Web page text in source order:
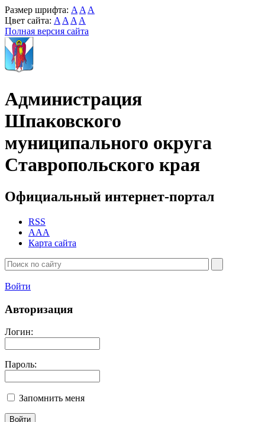
Размер шрифта: A A A
Цвет сайта: A A A A
Полная версия сайта
Администрация
Шпаковского
муниципального округа
Ставропольского края
Официальный интернет-портал
RSS
AAA
Карта сайта
Войти
Авторизация
Логин:
Пароль:
Запомнить меня